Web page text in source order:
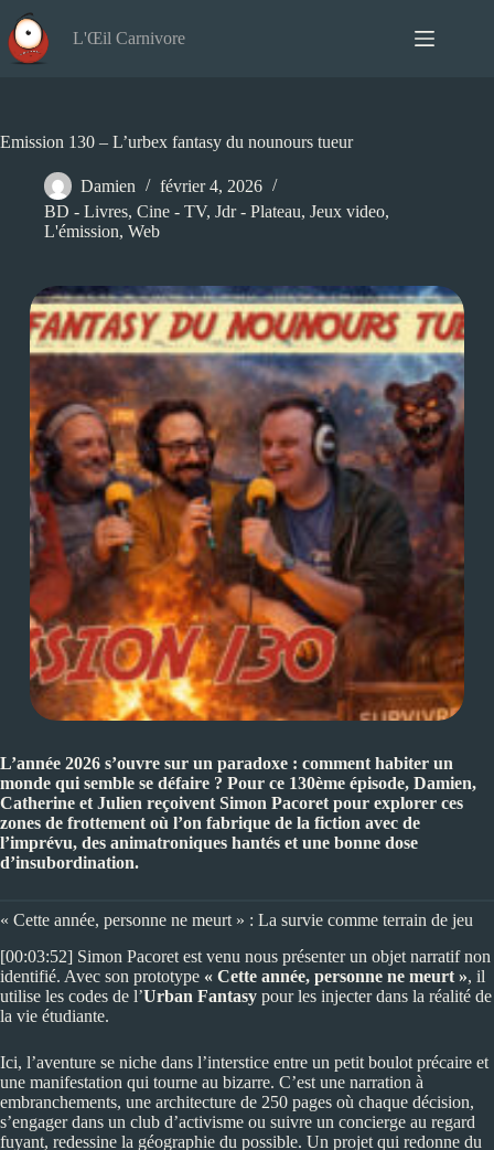
au
contenu
L'Œil Carnivore
Emission 130 – L’urbex fantasy du nounours tueur
Damien
février 4, 2026
BD - Livres, Cine - TV, Jdr - Plateau, Jeux video,
L'émission, Web
L’année 2026 s’ouvre sur un paradoxe : comment habiter un
monde qui semble se défaire ? Pour ce 130ème épisode, Damien,
Catherine et Julien reçoivent Simon Pacoret pour explorer ces
zones de frottement où l’on fabrique de la fiction avec de
l’imprévu, des animatroniques hantés et une bonne dose
d’insubordination.
« Cette année, personne ne meurt » : La survie comme terrain de jeu
[00:03:52] Simon Pacoret est venu nous présenter un objet narratif non
identifié. Avec son prototype « Cette année, personne ne meurt », il
utilise les codes de l’Urban Fantasy pour les injecter dans la réalité de
la vie étudiante.
Ici, l’aventure se niche dans l’interstice entre un petit boulot précaire et
une manifestation qui tourne au bizarre. C’est une narration à
embranchements, une architecture de 250 pages où chaque décision,
s’engager dans un club d’activisme ou suivre un concierge au regard
fuyant, redessine la géographie du possible. Un projet qui redonne du